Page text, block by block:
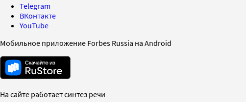
Telegram
ВКонтакте
YouTube
Мобильное приложение Forbes Russia на Android
На сайте работает синтез речи